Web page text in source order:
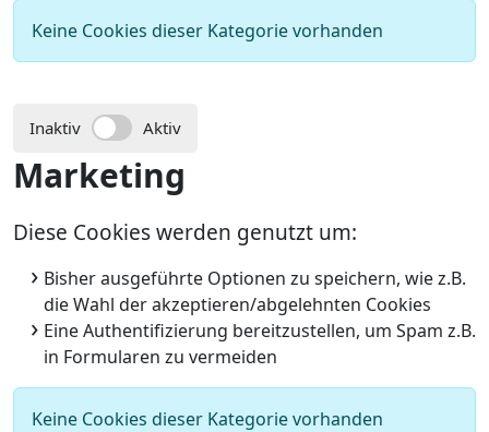
Keine Cookies dieser Kategorie vorhanden
Inaktiv Aktiv
Marketing
Diese Cookies werden genutzt um:
Bisher ausgeführte Optionen zu speichern, wie z.B.
die Wahl der akzeptieren/abgelehnten Cookies
Eine Authentifizierung bereitzustellen, um Spam z.B.
in Formularen zu vermeiden
Keine Cookies dieser Kategorie vorhanden